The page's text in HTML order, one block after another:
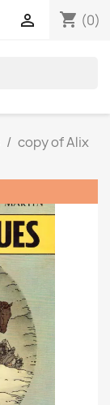
shopping_cart (0)

copy of Alix